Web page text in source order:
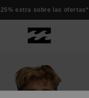
25% extra sobre las ofertas*